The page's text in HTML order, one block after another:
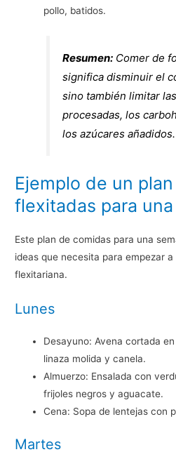
pollo, batidos.
Resumen: Comer de
significa disminuir el
sino también limitar
procesadas, los
los azúcares añadidos.
Ejemplo de un
flexitadas para
Este plan de comidas para una
ideas que necesita para empezar
flexitariana.
Lunes
Desayuno: Avena cortada
linaza molida y canela.
Almuerzo: Ensalada con
frijoles negros y aguacate.
Cena: Sopa de lentejas con
Martes